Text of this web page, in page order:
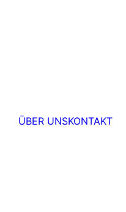
ÜBER UNSKONTAKT